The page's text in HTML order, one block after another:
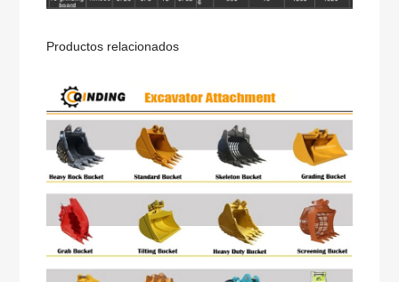
Productos relacionados